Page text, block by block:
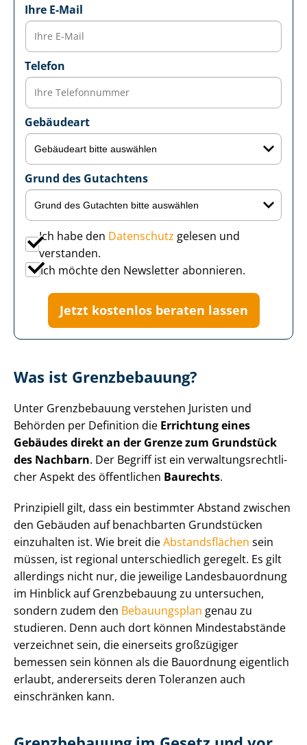
Ihre E-Mail
Telefon
Gebäudeart
Grund des Gutachtens
Ich habe den Datenschutz gelesen und
verstanden.
Ich möchte den Newsletter abonnieren.
Jetzt kostenlos beraten lassen
Was ist Grenzbebauung?
Unter Grenzbebauung verstehen Juristen und
Behörden per Definition die Errichtung eines
Gebäudes direkt an der Grenze zum Grundstück
des Nachbarn. Der Begriff ist ein ver­wal­tungs­recht­li­
cher Aspekt des öffentlichen Baurechts.
Prinzipiell gilt, dass ein bestimmter Abstand zwischen
den Gebäuden auf benachbarten Grundstücken
einzuhalten ist. Wie breit dieAbstandsflächen sein
müssen, ist regional unterschiedlich geregelt. Es gilt
allerdings nicht nur, die jeweilige Lan­des­bau­ord­nung
im Hinblick auf Grenzbebauung zu untersuchen,
sondern zudem den Bebauungsplan genau zu
studieren. Denn auch dort können Mindestabstände
verzeichnet sein, die einerseits großzügiger
bemessen sein können als die Bauordnung eigentlich
erlaubt, andererseits deren Toleranzen auch
einschränken kann.